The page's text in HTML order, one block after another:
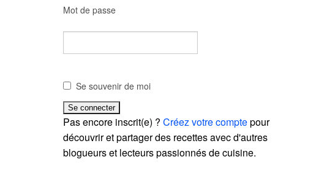
Mot de passe
Se souvenir de moi
Pas encore inscrit(e) ?Créez votre comptepour
découvrir et partager des recettes avec d'autres
blogueurs et lecteurs passionnés de cuisine.